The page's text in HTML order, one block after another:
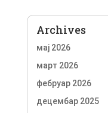
Archives
мај 2026
март 2026
фебруар 2026
децембар 2025